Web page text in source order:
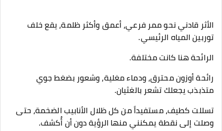
الأثر قادني نحو ممر فرعي، أعمق وأكثر ظلمة، يقع خلف
توربين المياه الرئيسي.
​الرائحة هنا كانت مختلفة.
رائحة أوزون محترق، ودماء مغلية، وشعور بضغط جوي
متذبذب يجعلك تشعر بالغثيان.
​تسللت كطيف، مستفيداً من كل ظلال الأنابيب الضخمة، حتى
وصلت إلى نقطة يمكنني منها الرؤية دون أن أُكشف.